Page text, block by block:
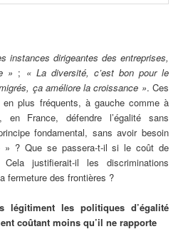
instances dirigeantes des entreprises,
» ; « La diversité, c’est bon pour le
ça améliore la croissance ». Ces
plus fréquents, à gauche comme à
en France, défendre l’égalité sans
fondamental, sans avoir besoin
» ? Que se passera-t-il si le coût de
justifierait-il les discriminations
fermeture des frontières ?
légitiment les politiques d’égalité
coûtant moins qu’il ne rapporte